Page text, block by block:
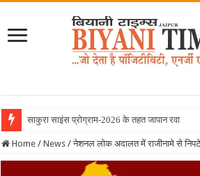
साकुरा साइंस प्रोग्राम-2026 के तहत जापान रवाना हुई
Home / News / नेशनल लोक अदालत में राजीनामे से